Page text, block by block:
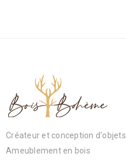
Créateur et conception d'objets
Ameublement en bois